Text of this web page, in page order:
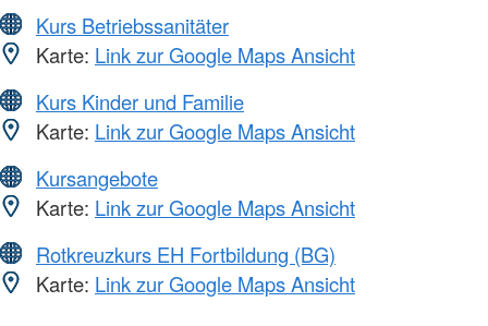
Kurs Betriebssanitäter
Karte: Link zur Google Maps Ansicht
Kurs Kinder und Familie
Karte: Link zur Google Maps Ansicht
Kursangebote
Karte: Link zur Google Maps Ansicht
Rotkreuzkurs EH Fortbildung (BG)
Karte: Link zur Google Maps Ansicht